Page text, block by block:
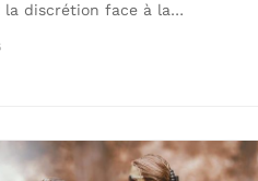
la discrétion face à la…